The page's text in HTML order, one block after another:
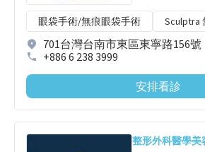
眼袋手術/無痕眼袋手術 Sculptra
701台灣台南市東區東寧路156號
+886 6 238 3999
安排看診
整形外科醫學美